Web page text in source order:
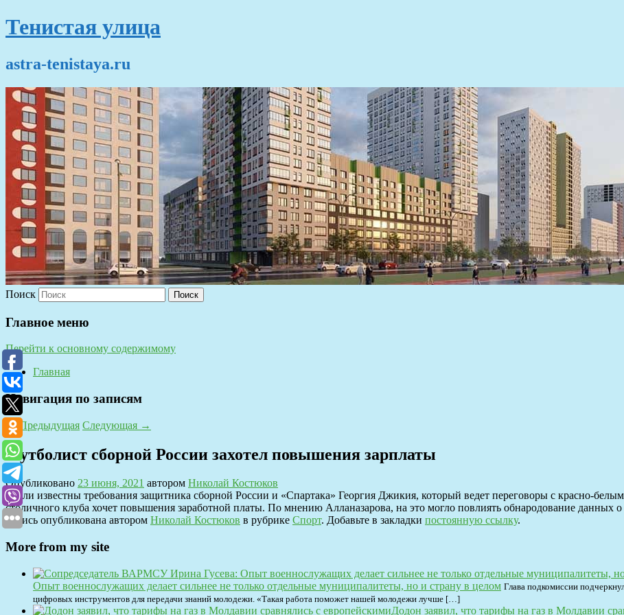
Тенистая улица
astra-tenistaya.ru
Поиск
Главное меню
Перейти к основному содержимому
Главная
Навигация по записям
←Предыдущая Следующая →
Футболист сборной России захотел повышения зарплаты
Опубликовано 23 июня, 2021 автором Николай Костюков
Стали известны требования защитника сборной России и «Спартака» Георгия Джикия, который ведет переговоры с красно-
столичного клуба хочет повышения заработной платы. По мнению Алланазарова, на это могло повлиять обнародование данных о
Запись опубликована автором Николай Костюков в рубрике Спорт. Добавьте в закладки постоянную ссылку.
More from my site
Опыт военнослужащих делает сильнее не только отдельные муниципалитеты, но и страну в целом Глава подкомиссии
цифровых инструментов для передачи знаний молодежи. «Такая работа поможет нашей молодежи лучше […]
Додон заявил, что тарифы на газ в Молдавии